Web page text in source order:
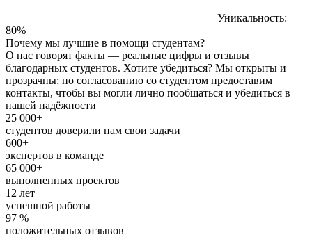
Уникальность:
80%
Почему мы лучшие в помощи студентам?
О нас говорят факты — реальные цифры и отзывы
благодарных студентов. Хотите убедиться? Мы открыты и
прозрачны: по согласованию со студентом предоставим
контакты, чтобы вы могли лично пообщаться и убедиться в
нашей надёжности
25 000+
студентов доверили нам свои задачи
600+
экспертов в команде
65 000+
выполненных проектов
12 лет
успешной работы
97 %
положительных отзывов